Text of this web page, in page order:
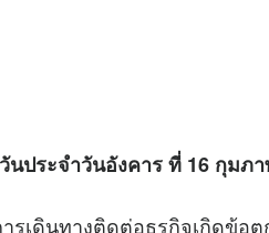
นประจำวันอังคาร ที่ 16 กุม
รเดินทางติดต่อธุรกิจเกิดข้อ